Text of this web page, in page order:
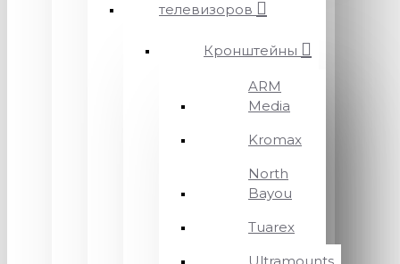
телевизоров
Кронштейны
ARM
Media
Kromax
North
Bayou
Tuarex